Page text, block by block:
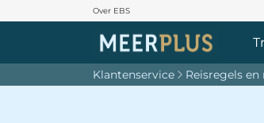
Over EBS
Klantenservice Reisregels